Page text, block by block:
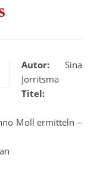
Autor: Sina
Jorritsma
Titel:
Moll ermitteln –